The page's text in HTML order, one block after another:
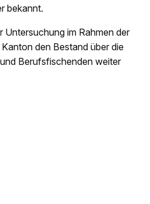
bekannt.
Untersuchung im Rahmen der
den Bestand über die
Berufsfischenden weiter